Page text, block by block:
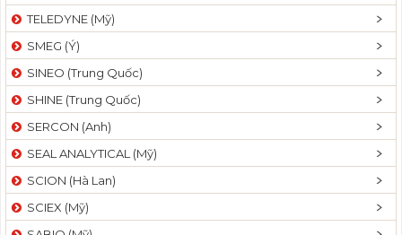
n
TELEDYNE (Mỹ)
SMEG (Ý)
SINEO (Trung Quốc)
SHINE (Trung Quốc)
SERCON (Anh)
SEAL ANALYTICAL (Mỹ)
SCION (Hà Lan)
SCIEX (Mỹ)